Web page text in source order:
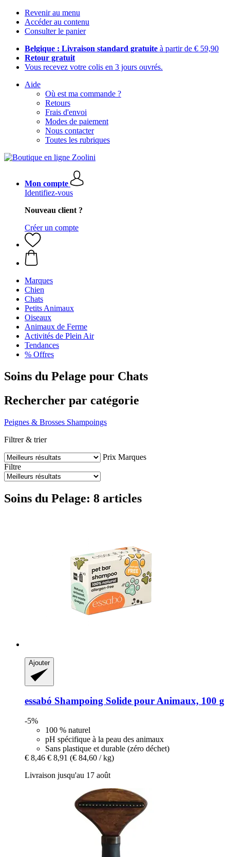
Revenir au menu
Accéder au contenu
Consulter le panier
Belgique : Livraison standard gratuite à partir de € 59,90
Retour gratuit
Vous recevez votre colis en 3 jours ouvrés.
Aide
Où est ma commande ?
Retours
Frais d'envoi
Modes de paiement
Nous contacter
Toutes les rubriques
Mon compte
Identifiez-vous
Nouveau client ?
Créer un compte
Marques
Chien
Chats
Petits Animaux
Oiseaux
Animaux de Ferme
Activités de Plein Air
Tendances
% Offres
Soins du Pelage pour Chats
Rechercher par catégorie
Peignes & Brosses Shampoings
Filtrer & trier
Prix Marques
Filtre
Soins du Pelage: 8 articles
Ajouter
essabó Shampoing Solide pour Animaux, 100 g
-5%
100 % naturel
pH spécifique à la peau des animaux
Sans plastique et durable (zéro déchet)
€ 8,46 € 8,91 (€ 84,60 / kg)
Livraison jusqu'au 17 août